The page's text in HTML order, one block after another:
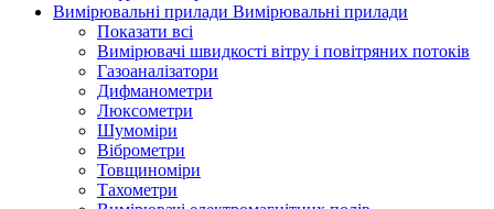
Вимірювальні прилади Вимірювальні прилади
Показати всі
Вимірювачі швидкості вітру і повітряних потоків
Газоаналізатори
Дифманометри
Люксометри
Шумоміри
Віброметри
Товщиноміри
Тахометри